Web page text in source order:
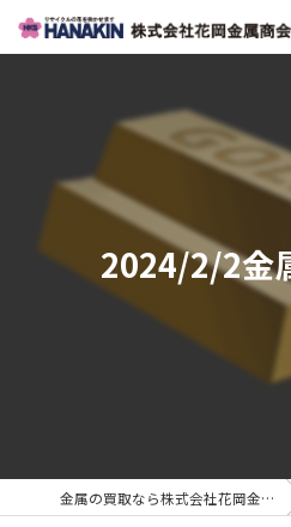
2024/2/2金
金属の買取なら株式会社花岡金属商会